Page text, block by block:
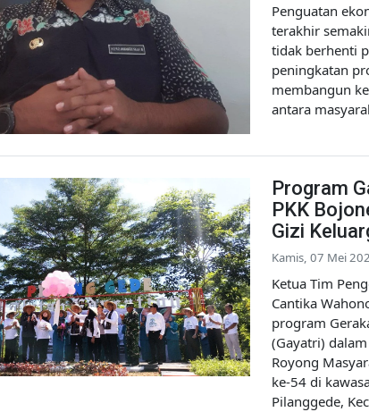
Penguatan
terakhir
tidak berhenti
peningkatan
membangun
antara
Program
PKK
Gizi
Kamis, 07 Mei
Ketua Tim
Cantika
program
(Gayatri)
Royong
ke-54 di
Pilanggede,